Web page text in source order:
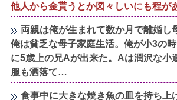
他人から金貰うとか図々しいにも程が
両親は俺が生まれて数か月で離婚し
俺は貧乏な母子家庭生活。俺が小3の
に5歳上の兄Aが出来た。Aは潤沢な小
服も洒落て…
食事中に大きな焼き魚の皿を持ち上